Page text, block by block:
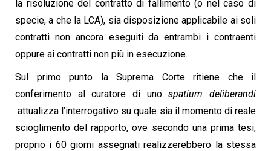
la risoluzione del contratto di fallimento (o nel caso di
specie, a che la LCA), sia disposizione applicabile ai soli
contratti non ancora eseguiti da entrambi i contraenti
oppure ai contratti non più in esecuzione.
Sul primo punto la Suprema Corte ritiene che il
conferimento al curatore di unospatium deliberandi
attualizza l’interrogativo su quale sia il momento di reale
scioglimento del rapporto, ove secondo una prima tesi,
proprio i 60 giorni assegnati realizzerebbero la stessa